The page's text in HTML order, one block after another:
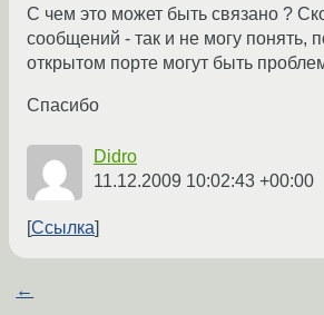
С чем это может быть связано ?
сообщений - так и не могу понять,
открытом порте могут быть
Спасибо
Didro
11.12.2009 10:02:43 +00:00
Ссылка
←